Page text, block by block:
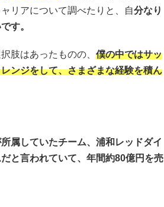
リアについて調べたりと、自分なり
す。
肢はあったものの、 僕の中ではサッ
ンジをして、さまざまな経験を積ん
属していたチーム、浦和レッドダイ
と言われていて、年間約80億円を売